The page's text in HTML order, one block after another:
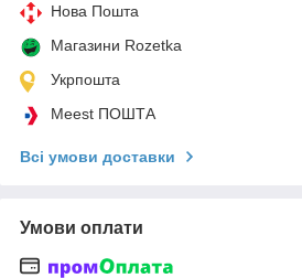
Нова Пошта
Магазини Rozetka
Укрпошта
Meest ПОШТА
Всі умови доставки
Умови оплати